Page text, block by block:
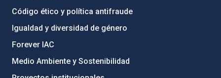
Código ético y política antifraude
Igualdad y diversidad de género
Forever IAC
Medio Ambiente y Sostenibilidad